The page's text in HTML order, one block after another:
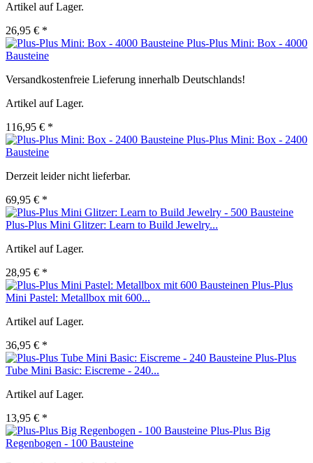
Artikel auf Lager.
26,95 € *
Plus-Plus Mini: Box - 4000
Bausteine
Versandkostenfreie Lieferung innerhalb Deutschlands!
Artikel auf Lager.
116,95 € *
Plus-Plus Mini: Box - 2400
Bausteine
Derzeit leider nicht lieferbar.
69,95 € *
Plus-Plus Mini Glitzer: Learn to Build Jewelry...
Artikel auf Lager.
28,95 € *
Plus-Plus
Mini Pastel: Metallbox mit 600...
Artikel auf Lager.
36,95 € *
Plus-Plus
Tube Mini Basic: Eiscreme - 240...
Artikel auf Lager.
13,95 € *
Plus-Plus Big
Regenbogen - 100 Bausteine